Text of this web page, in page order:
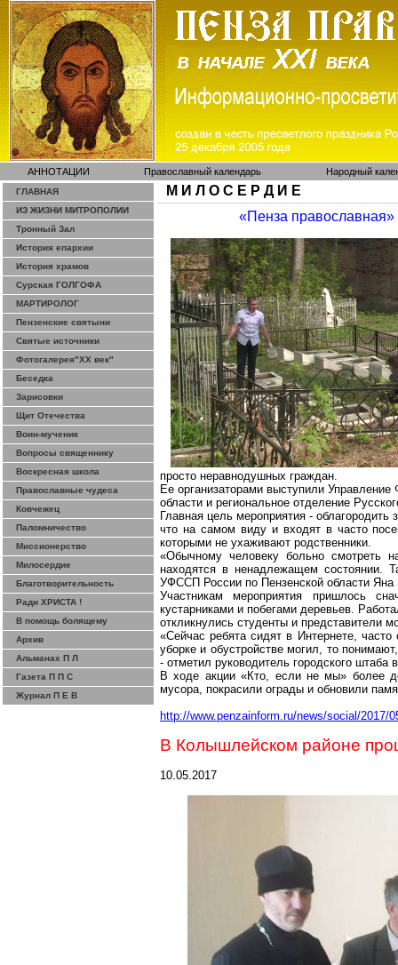
АННОТАЦИИ Православный календарь Народный
ГЛАВНАЯ
ИЗ ЖИЗНИ МИТРОПОЛИИ
Тронный Зал
История епархии
История храмов
Сурская ГОЛГОФА
МАРТИРОЛОГ
Пензенские святыни
Святые источники
Фотогалерея"ХХ век"
Беседка
Зарисовки
Щит Отечества
Воин-мученик
Вопросы священнику
Воскресная школа
Православные чудеса
Ковчежец
Паломничество
Миссионерство
Милосердие
Благотворительность
Ради ХРИСТА !
В помощь болящему
Архив
Альманах П Л
Газета П П С
Журнал П Е В
М И Л О С Е Р Д И Е
«Пенза
просто неравнодушных граждан.
Ее организаторами выступили
области и региональное отделение
Главная цель мероприятия -
что на самом виду и входят в часто
которыми не ухаживают родственники.
«Обычному человеку больно смотреть
находятся в ненадлежащем состоянии.
УФССП России по Пензенской области Яна
Участникам мероприятия пришлось
кустарниками и побегами деревьев.
откликнулись студенты и представители
«Сейчас ребята сидят в Интернете,
уборке и обустройстве могил, то
- отметил руководитель городского штаба
В ходе акции «Кто, если не мы» более
мусора, покрасили ограды и обновили
http://www.penzainform.ru/news/social/
В Колышлейском районе
10.05.2017